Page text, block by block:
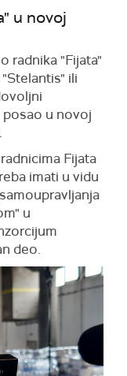
u novoj
radnika "Fijata"
ili
u novoj
Fijata
imati u vidu
u
deo.